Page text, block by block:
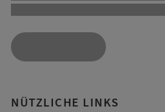
NÜTZLICHE LINKS